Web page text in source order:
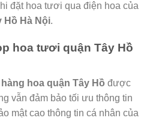
đặt hoa tươi qua điện hoa của
Hồ Hà Nội.
hoa tươi quận Tây Hồ
hoa quận Tây Hồ được
vẫn đảm bảo tối ưu thông tin
mật cao thông tin cá nhân của